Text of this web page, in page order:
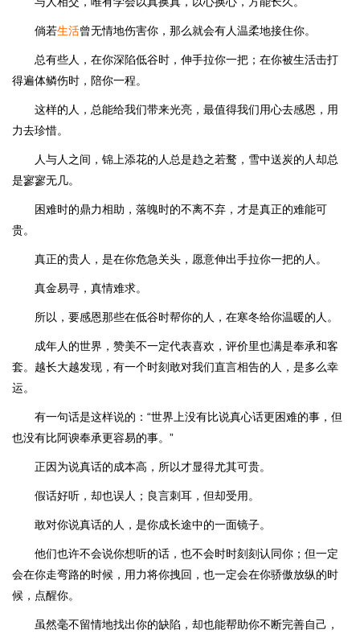
倘若生活曾无情地伤害你，那么就会有人温柔地接住你。
总有些人，在你深陷低谷时，伸手拉你一把；在你被生活击打
得遍体鳞伤时，陪你一程。
这样的人，总能给我们带来光亮，最值得我们用心去感恩，用
力去珍惜。
人与人之间，锦上添花的人总是趋之若鹜，雪中送炭的人却总
是寥寥无几。
困难时的鼎力相助，落魄时的不离不弃，才是真正的难能可
贵。
真正的贵人，是在你危急关头，愿意伸出手拉你一把的人。
真金易寻，真情难求。
所以，要感恩那些在低谷时帮你的人，在寒冬给你温暖的人。
成年人的世界，赞美不一定代表喜欢，评价里也满是奉承和客
套。越长大越发现，有一个时刻敢对我们直言相告的人，是多么幸
运。
有一句话是这样说的：“世界上没有比说真心话更困难的事，但
也没有比阿谀奉承更容易的事。”
正因为说真话的成本高，所以才显得尤其可贵。
假话好听，却也误人；良言刺耳，但却受用。
敢对你说真话的人，是你成长途中的一面镜子。
他们也许不会说你想听的话，也不会时时刻刻认同你；但一定
会在你走弯路的时候，用力将你拽回，也一定会在你骄傲放纵的时
候，点醒你。
虽然毫不留情地找出你的缺陷，却也能帮助你不断完善自己，